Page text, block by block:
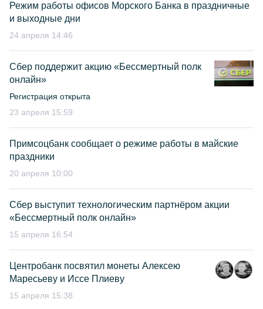
Режим работы офисов Морского Банка в праздничные
и выходные дни
24 апреля 14:46
Сбер поддержит акцию «Бессмертный полк
онлайн»
Регистрация открыта
23 апреля 15:59
Примсоцбанк сообщает о режиме работы в майские
праздники
20 апреля 10:00
Сбер выступит технологическим партнёром акции
«Бессмертный полк онлайн»
15 апреля 16:54
Центробанк посвятил монеты Алексею
Маресьеву и Иссе Плиеву
15 апреля 15:38